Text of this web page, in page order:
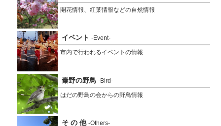
開花情報、紅葉情報などの自然情報
イベント -Event-
市内で行われるイベントの情報
秦野の野鳥 -Bird-
はだの野鳥の会からの野鳥情報
そ の 他 -Others-